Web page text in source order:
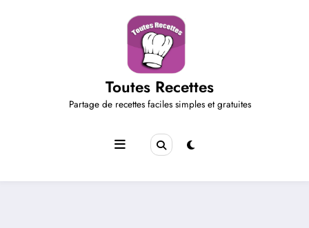
Toutes Recettes
Partage de recettes faciles simples et gratuites